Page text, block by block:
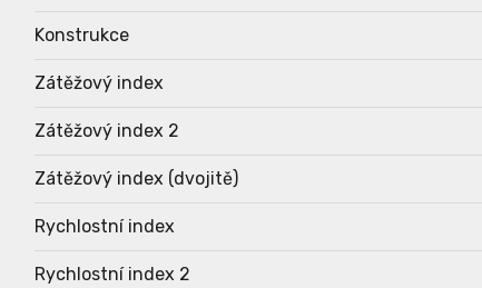
Konstrukce
Zátěžový index
Zátěžový index 2
Zátěžový index (dvojitě)
Rychlostní index
Rychlostní index 2